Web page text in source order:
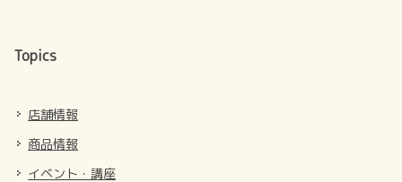
Topics
店舗情報
商品情報
イベント・講座